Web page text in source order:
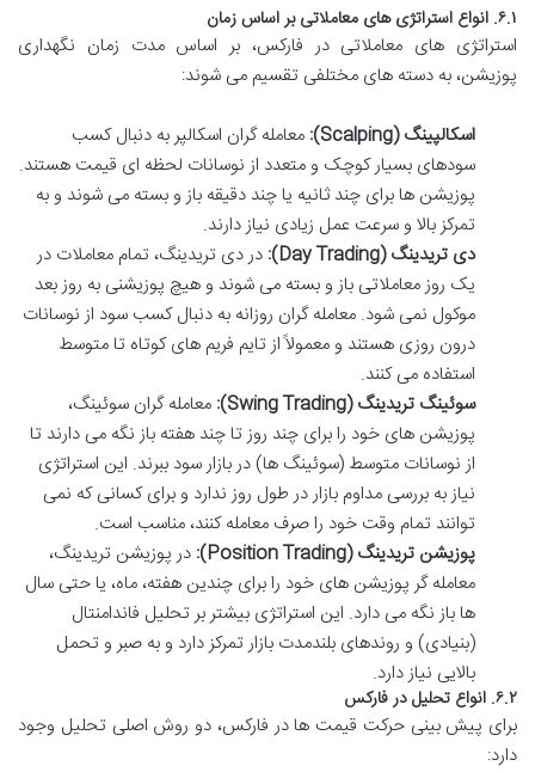
۶.۱. انواع استراتژی های معاملاتی بر اساس زمان
استراتژی های معاملاتی در فارکس، بر اساس مدت زمان نگهداری
پوزیشن، به دسته های مختلفی تقسیم می شوند:
اسکالپینگ (Scalping):
معامله گران اسکالپر به دنبال کسب
سودهای بسیار کوچک و متعدد از نوسانات لحظه ای قیمت هستند.
پوزیشن ها برای چند ثانیه یا چند دقیقه باز و بسته می شوند و به
تمرکز بالا و سرعت عمل زیادی نیاز دارند.
دی تریدینگ (Day Trading):
در دی تریدینگ، تمام معاملات در
یک روز معاملاتی باز و بسته می شوند و هیچ پوزیشنی به روز بعد
موکول نمی شود. معامله گران روزانه به دنبال کسب سود از نوسانات
درون روزی هستند و معمولاً از تایم فریم های کوتاه تا متوسط
استفاده می کنند.
سوئینگ تریدینگ (Swing Trading):
معامله گران سوئینگ،
پوزیشن های خود را برای چند روز تا چند هفته باز نگه می دارند تا
از نوسانات متوسط (سوئینگ ها) در بازار سود ببرند. این استراتژی
نیاز به بررسی مداوم بازار در طول روز ندارد و برای کسانی که نمی
توانند تمام وقت خود را صرف معامله کنند، مناسب است.
پوزیشن تریدینگ (Position Trading):
در پوزیشن تریدینگ،
معامله گر پوزیشن های خود را برای چندین هفته، ماه، یا حتی سال
ها باز نگه می دارد. این استراتژی بیشتر بر تحلیل فاندامنتال
(بنیادی) و روندهای بلندمدت بازار تمرکز دارد و به صبر و تحمل
بالایی نیاز دارد.
۶.۲. انواع تحلیل در فارکس
برای پیش بینی حرکت قیمت ها در فارکس، دو روش اصلی تحلیل وجود
دارد: